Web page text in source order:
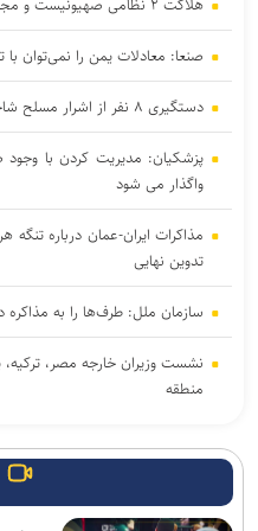
هلاکت ۲ نظامی صهیونیست و مجروحیت ۴ تن دیگر در جنوب لبنان
صنعا: معادلات یمن را نمی‌توان
دستگیری ۸ نفر از اشرار مسلح شاخص و مرتبطین گروهک‌های تروریستی
پزشکیان: مدیریت کردن با وجود
واگذار می شود
مذاکرات ایران-عمان درباره تنگه
تدوین نهایی
سازمان ملل: طرف‌ها را به مذاکره
نشست وزیران خارجه مصر،
منطقه
بازداشت استاد سال دانشگاه